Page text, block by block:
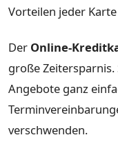
Vorteilen jeder
Der Online-
große Zeitersparnis.
Angebote ganz
verschwenden.